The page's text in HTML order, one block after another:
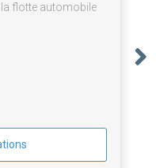
la flotte automobile